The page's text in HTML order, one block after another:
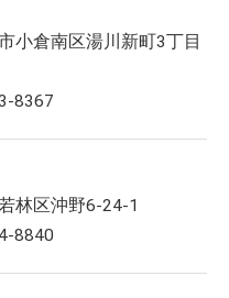
小倉南区湯川新町3丁目
8367
林区沖野6-24-1
8840